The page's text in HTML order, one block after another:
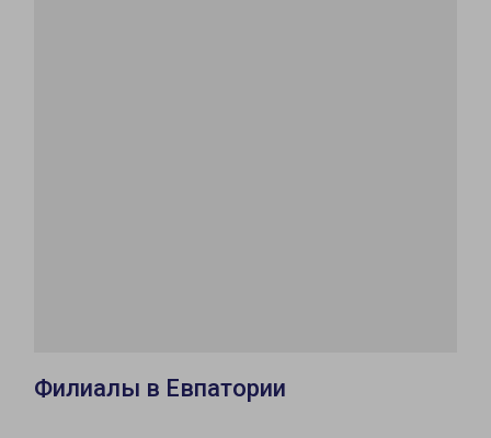
Филиалы в Евпатории